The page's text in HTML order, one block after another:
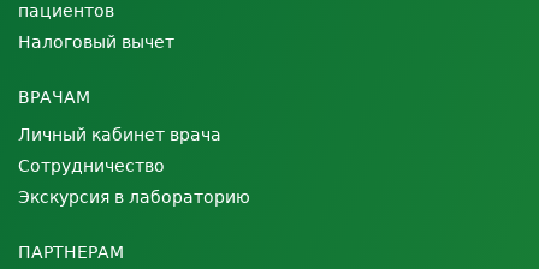
пациентов
Налоговый вычет
ВРАЧАМ
Личный кабинет врача
Сотрудничество
Экскурсия в лабораторию
ПАРТНЕРАМ